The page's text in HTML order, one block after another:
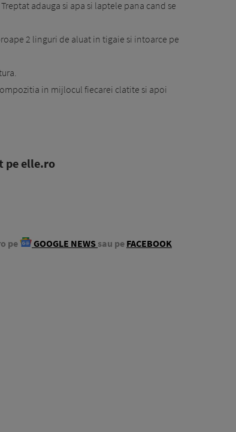
adauga si apa si laptele pana cand se
2 linguri de aluat in tigaie si intoarce pe
in mijlocul fiecarei clatite si apoi
pe elle.ro
pe GOOGLE NEWS sau pe FACEBOOK